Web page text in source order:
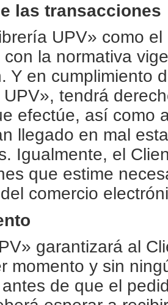
las transacciones
UPV» como
la normativa
Y en cumplimiento
UPV», tendrá
efectúe, así como
llegado en mal
Igualmente, el
que estime
comercio
garantizará al
momento y sin
de que el